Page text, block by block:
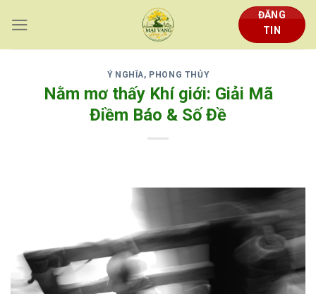
content
ĐĂNG
TIN
Ý NGHĨA, PHONG THỦY
Nằm mơ thấy Khí giới: Giải Mã
Điềm Báo & Số Đề